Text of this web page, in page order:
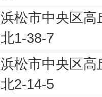
浜松市中央区高
北1-38-7
浜松市中央区高
北2-14-5